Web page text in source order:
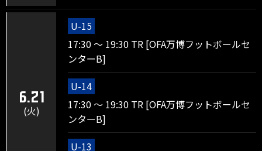
6.21
(火)
U-15
17:30 ～ 19:30 TR [OFA万博フットボールセ
ンターB]
U-14
17:30 ～ 19:30 TR [OFA万博フットボールセ
ンターB]
U-13